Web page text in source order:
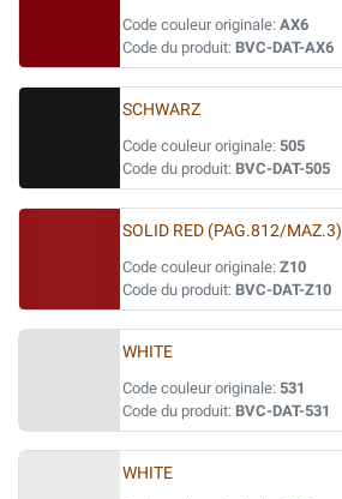
Code couleur originale: AX6
Code du produit: BVC-DAT-AX6
SCHWARZ
Code couleur originale: 505
Code du produit: BVC-DAT-505
SOLID RED (PAG.812/MAZ.3)
Code couleur originale: Z10
Code du produit: BVC-DAT-Z10
WHITE
Code couleur originale: 531
Code du produit: BVC-DAT-531
WHITE